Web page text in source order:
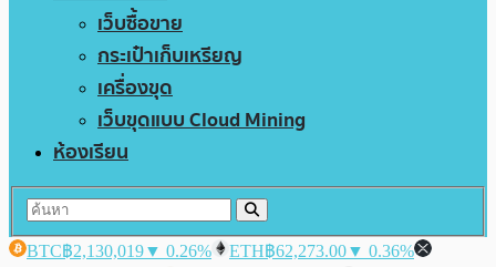
เว็บซื้อขาย
กระเป๋าเก็บเหรียญ
เครื่องขุด
เว็บขุดแบบ Cloud Mining
ห้องเรียน
BTC฿2,130,019▼ 0.26% ETH฿62,273.00▼ 0.36%